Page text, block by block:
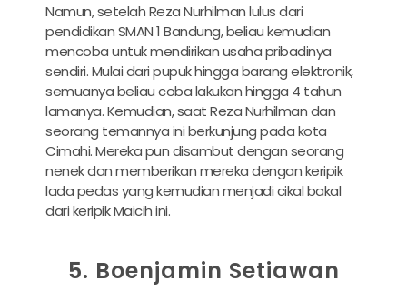
Namun, setelah Reza Nurhilman lulus dari
pendidikan SMAN 1 Bandung, beliau kemudian
mencoba untuk mendirikan usaha pribadinya
sendiri. Mulai dari pupuk hingga barang elektronik,
semuanya beliau coba lakukan hingga 4 tahun
lamanya. Kemudian, saat Reza Nurhilman dan
seorang temannya ini berkunjung pada kota
Cimahi. Mereka pun disambut dengan seorang
nenek dan memberikan mereka dengan keripik
lada pedas yang kemudian menjadi cikal bakal
dari keripik Maicih ini.
5. Boenjamin Setiawan